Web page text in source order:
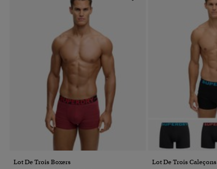
Lot De Trois Boxers Lot De Trois Caleçons